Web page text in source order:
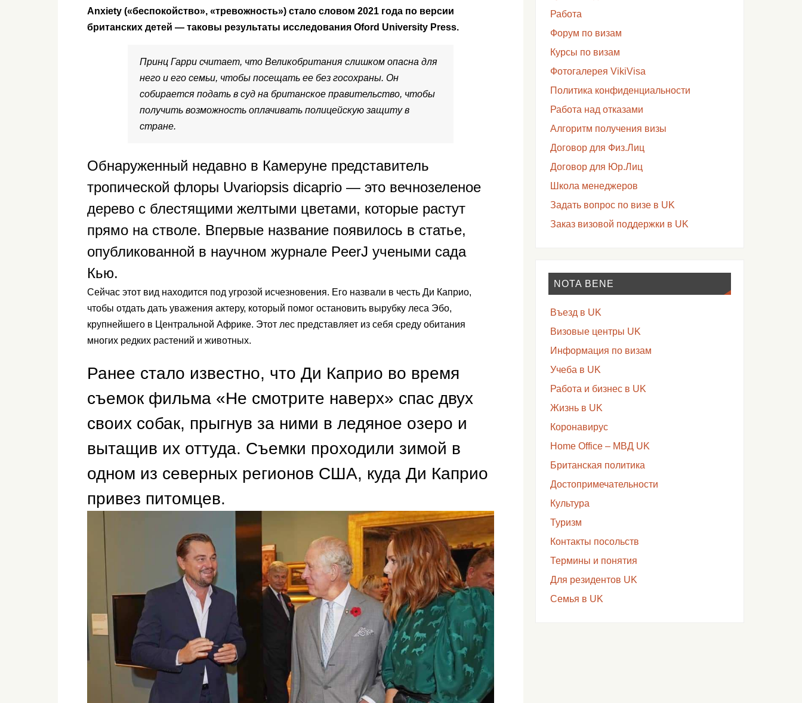
Anxiety («беспокойство», «тревожность») стало словом 2021 года по версии
британских детей — таковы результаты исследования Oford University Press.
Принц Гарри считает, что Великобритания слишком опасна для
него и его семьи, чтобы посещать ее без госохраны. Он
собирается подать в суд на британское правительство, чтобы
получить возможность оплачивать полицейскую защиту в
стране.
Обнаруженный недавно в Камеруне представитель
тропической флоры Uvariopsis dicaprio — это вечнозеленое
дерево с блестящими желтыми цветами, которые растут
прямо на стволе. Впервые название появилось в статье,
опубликованной в научном журнале PeerJ учеными сада
Кью.
Сейчас этот вид находится под угрозой исчезновения. Его назвали в честь Ди Каприо,
чтобы отдать дать уважения актеру, который помог остановить вырубку леса Эбо,
крупнейшего в Центральной Африке. Этот лес представляет из себя среду обитания
многих редких растений и животных.
Ранее стало известно, что Ди Каприо во время
съемок фильма «Не смотрите наверх» спас двух
своих собак, прыгнув за ними в ледяное озеро и
вытащив их оттуда. Съемки проходили зимой в
одном из северных регионов США, куда Ди Каприо
привез питомцев.
Работа
Форум по визам
Курсы по визам
Фотогалерея VikiVisa
Политика конфиденциальности
Работа над отказами
Алгоритм получения визы
Договор для Физ.Лиц
Договор для Юр.Лиц
Школа менеджеров
Задать вопрос по визе в UK
Заказ визовой поддержки в UK
NOTA BENE
Въезд в UK
Визовые центры UK
Информация по визам
Учеба в UK
Работа и бизнес в UK
Жизнь в UK
Коронавирус
Home Office – МВД UK
Британская политика
Достопримечательности
Культура
Туризм
Контакты посольств
Термины и понятия
Для резидентов UK
Семья в UK